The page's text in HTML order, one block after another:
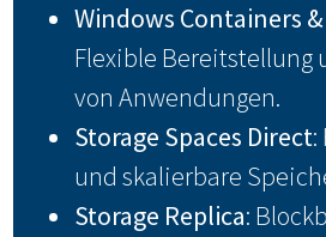
Windows Containers
Flexible Bereitstellung
von Anwendungen.
Storage Spaces Direct
und skalierbare
Storage Replica: